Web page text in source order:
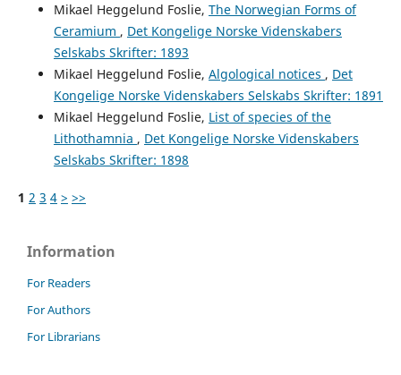
Mikael Heggelund Foslie, The Norwegian Forms of
Ceramium , Det Kongelige Norske Videnskabers
Selskabs Skrifter: 1893
Mikael Heggelund Foslie, Algological notices , Det
Kongelige Norske Videnskabers Selskabs Skrifter: 1891
Mikael Heggelund Foslie, List of species of the
Lithothamnia , Det Kongelige Norske Videnskabers
Selskabs Skrifter: 1898
1 2 3 4 > >>
Information
For Readers
For Authors
For Librarians